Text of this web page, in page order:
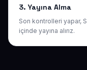
3. Yayına Alma
Son kontrolleri yapar,
içinde yayına alırız.